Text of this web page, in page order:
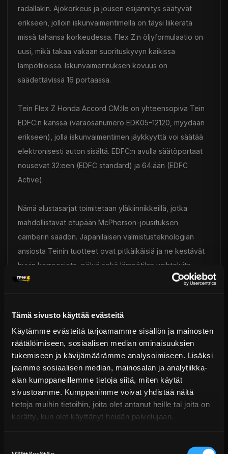
Tämä sivusto käyttää evästeitä
Käytämme evästeitä tarjoamamme sisällön ja mainosten
räätälöimiseen, sosiaalisen median ominaisuuksien
tukemiseen ja kävijämäärämme analysoimiseen. Lisäksi
jaamme sosiaalisen median, mainosalan ja analytiikka-
alan kumppaneillemme tietoja siitä, miten käytät
sivustoamme. Kumppanimme voivat yhdistää näitä
tietoja muihin tietoihin, joita olet antanut heille tai joita on
kerätty, kun olet käyttänyt heidän palvelujaan.
radallakin. Ajokorkeus ja jousen esijännitys säätyvät
erikseen, jolloin iskunvaimentimella on täysi liikerata
missä tahansa korkeudessa. Flex Z:n öljyformulaatio on
uusi, mikä takaa vakaan suorituskyvyn kaikissa
lämpötiloissa. Iskunvaimennuksen kovuus on
säädettävissä 16 portaassa.
Tein Flex Z Honda Accord CM:lle on yhteensopiva Tein
EDFC:n kanssa (varaosanumero EDK05-12120, myydään
erikseen), jolla iskunvaimentimen jäykkyyttä voi säätää
elektronisesti auton sisältä. EDFC:n avulla säätöportaat
nousevat 32:een (EDFC standard) ja 64:ään (EDFC
Active).
Nämä alustasarjat toimitetaan yläkiinnikkeillä, jotka
mahdollistavat etupään McPherson-jousituksen
camberin säädön. Japanilaisen valmistusteknologian
ansiosta Teinin tuotteet ovat pitkäikäisiä ja ne kestävät
hyvin korroosiota, pölyä sekä lämpötilan vaihteluita.
Tuotteilla on myös 1 vuoden takuu.
iskunvaimennin. Vaihto onnistuu vain koko
iskunvaimenninyksikön vaihtamisella, mikä on edullista ja
nopeaa.
Tein Flex A -mallissa sen sijaan on täysin uudelleen
rakennettava iskunvaimennin. Uudelleenrakennus- ja
huoltopalvelu on saatavilla Teiniltä.
Sekä Tein Flex Z että Flex A -mallien takuuaika on 1
vuosi.
Toimitus & Palautukset